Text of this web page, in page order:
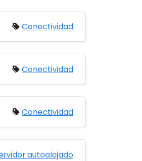
Conectividad
Conectividad
Conectividad
autoalojado